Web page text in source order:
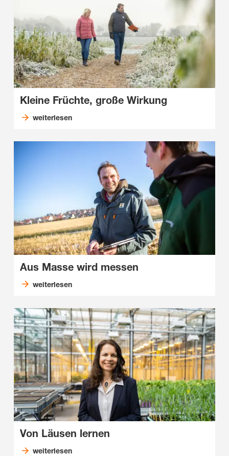
Kleine Früchte, große Wirkung
weiterlesen
Aus Masse wird messen
weiterlesen
Von Läusen lernen
weiterlesen